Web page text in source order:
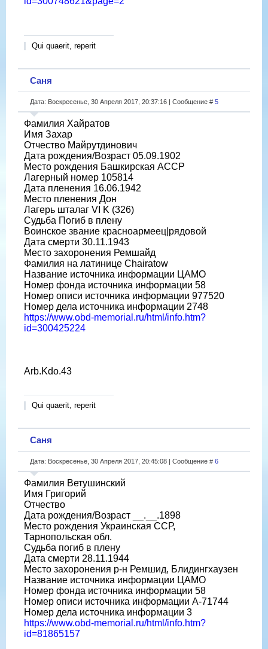
Qui quaerit, reperit
Саня
Дата: Воскресенье, 30 Апреля 2017, 20:37:16 | Сообщение # 5
Фамилия Хайратов
Имя Захар
Отчество Майрутдинович
Дата рождения/Возраст 05.09.1902
Место рождения Башкирская АССР
Лагерный номер 105814
Дата пленения 16.06.1942
Место пленения Дон
Лагерь шталаг VI K (326)
Судьба Погиб в плену
Воинское звание красноармеец|рядовой
Дата смерти 30.11.1943
Место захоронения Ремшайд
Фамилия на латинице Chairatow
Название источника информации ЦАМО
Номер фонда источника информации 58
Номер описи источника информации 977520
Номер дела источника информации 2748
https://www.obd-memorial.ru/html/info.htm?
id=300425224
Arb.Kdo.43
Qui quaerit, reperit
Саня
Дата: Воскресенье, 30 Апреля 2017, 20:45:08 | Сообщение # 6
Фамилия Ветушинский
Имя Григорий
Отчество
Дата рождения/Возраст __.__.1898
Место рождения Украинская ССР,
Тарнопольская обл.
Судьба погиб в плену
Дата смерти 28.11.1944
Место захоронения р-н Ремшид, Блидингхаузен
Название источника информации ЦАМО
Номер фонда источника информации 58
Номер описи источника информации A-71744
Номер дела источника информации 3
https://www.obd-memorial.ru/html/info.htm?
id=81865157